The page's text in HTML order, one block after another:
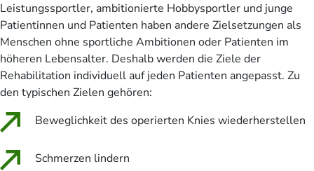
Leistungssportler, ambitionierte Hobbysportler und junge
Patientinnen und Patienten haben andere Zielsetzungen als
Menschen ohne sportliche Ambitionen oder Patienten im
höheren Lebensalter. Deshalb werden die Ziele der
Rehabilitation individuell auf jeden Patienten angepasst. Zu
den typischen Zielen gehören:
Beweglichkeit des operierten Knies wiederherstellen
Schmerzen lindern